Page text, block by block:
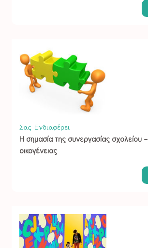
Σας Ενδιαφέρει
Η σημασία της συνεργασίας σχολείου –
οικογένειας